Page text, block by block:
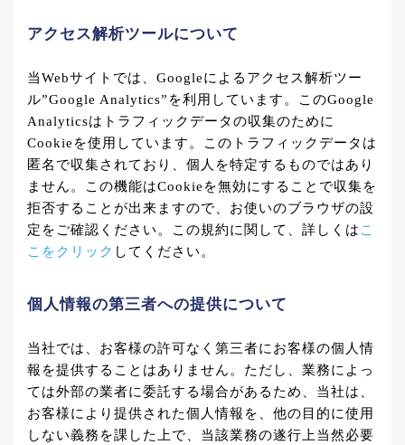
アクセス解析ツールについて
当Webサイトでは、Googleによるアクセス解析ツー
ル”Google Analytics”を利用しています。このGoogle
Analyticsはトラフィックデータの収集のために
Cookieを使用しています。このトラフィックデータは
匿名で収集されており、個人を特定するものではあり
ません。この機能はCookieを無効にすることで収集を
拒否することが出来ますので、お使いのブラウザの設
定をご確認ください。この規約に関して、詳しくは こ
こをクリック してください。
個人情報の第三者への提供について
当社では、お客様の許可なく第三者にお客様の個人情
報を提供することはありません。ただし、業務によっ
ては外部の業者に委託する場合があるため、当社は、
お客様により提供された個人情報を、他の目的に使用
しない義務を課した上で、当該業務の遂行上当然必要